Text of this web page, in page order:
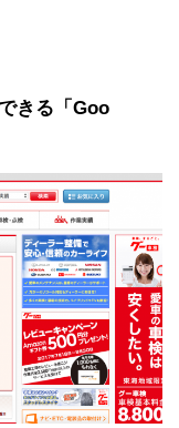
きる「Goo